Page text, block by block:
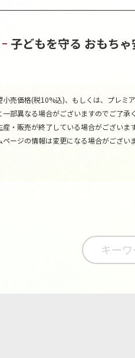
子どもを守る おもち
売価格(税10%込)、もしくは、プレミ
部異なる場合がございますのでご了承く
・販売が終了している場合がございま
ージの情報は変更になる場合がござい